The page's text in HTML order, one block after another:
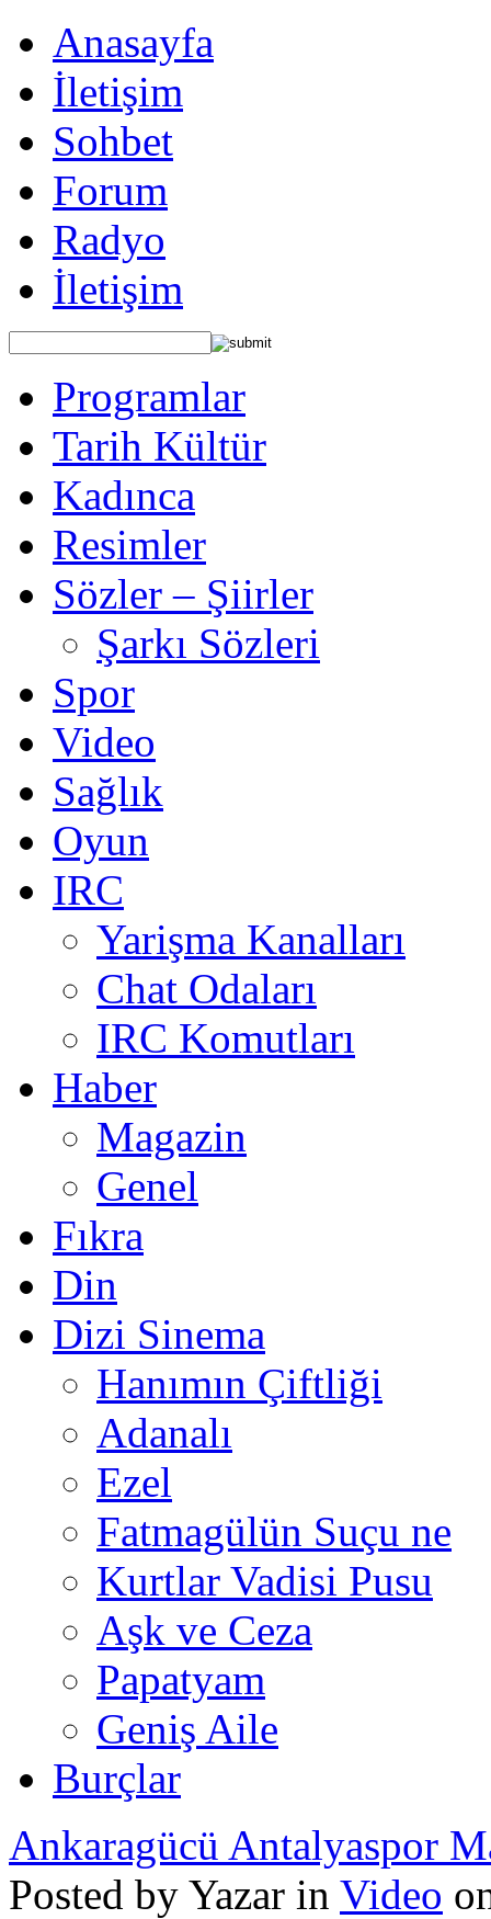
Anasayfa
İletişim
Sohbet
Forum
Radyo
İletişim
Programlar
Tarih Kültür
Kadınca
Resimler
Sözler – Şiirler
Şarkı Sözleri
Spor
Video
Sağlık
Oyun
IRC
Yarişma Kanalları
Chat Odaları
IRC Komutları
Haber
Magazin
Genel
Fıkra
Din
Dizi Sinema
Hanımın Çiftliği
Adanalı
Ezel
Fatmagülün Suçu ne
Kurtlar Vadisi Pusu
Aşk ve Ceza
Papatyam
Geniş Aile
Burçlar
Ankaragücü Antalyaspor
Posted by Yazar in Video